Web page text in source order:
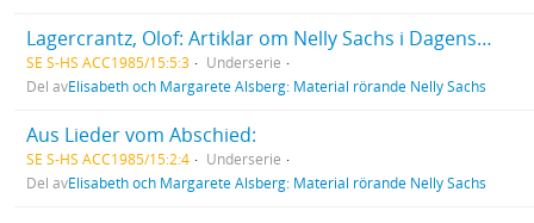
Lagercrantz, Olof: Artiklar om Nelly Sachs i Dagens Nyheter. 6 st, augusti - september 1966.
SE S-HS ACC1985/15:5:3
Underserie
Del avElisabeth och Margarete Alsberg: Material rörande Nelly Sachs
Aus Lieder vom Abschied:
SE S-HS ACC1985/15:2:4
Underserie
Del avElisabeth och Margarete Alsberg: Material rörande Nelly Sachs